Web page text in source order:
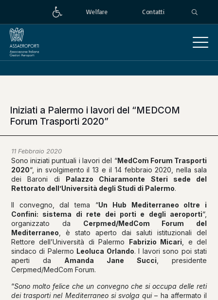
Welfare Contatti
Iniziati a Palermo i lavori del “MEDCOM
Forum Trasporti 2020”
11 Febbraio 2020
Sono iniziati puntuali i lavori del “MedCom Forum Trasporti
2020“, in svolgimento il 13 e il 14 febbraio 2020, nella sala
dei Baroni di Palazzo Chiaramonte Steri sede del
Rettorato dell’Università degli Studi di Palermo.
Il convegno, dal tema “Un Hub Mediterraneo oltre i
Confini: sistema di rete dei porti e degli aeroporti“,
organizzato da Cerpmed/MedCom Forum del
Mediterraneo , è stato aperto dai saluti istituzionali del
Rettore dell’Università di Palermo Fabrizio Micari , e del
sindaco di Palermo Leoluca Orlando. I lavori sono poi stati
aperti da Amanda Jane Succi , presidente
Cerpmed/MedCom Forum.
“Sono molto felice che un convegno che si occupa delle reti
dei trasporti nel Mediterraneo si svolga qui– ha affermato il